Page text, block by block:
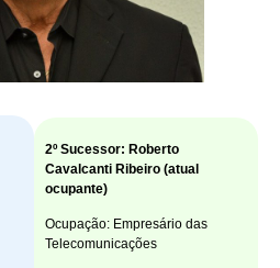
2º Sucessor: Roberto
Cavalcanti Ribeiro (atual
ocupante)
Ocupação: Empresário das
Telecomunicações